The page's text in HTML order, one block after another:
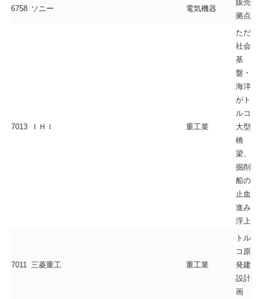
6758 ソニー 電気機器
販売
拠点
7013 ＩＨＩ 重工業
ただ
社会
基
盤・
海洋
がト
ルコ
大型
橋
梁、
掘削
船の
止血
進み
浮上
7011 三菱重工 重工業
トル
コ原
発建
設計
画